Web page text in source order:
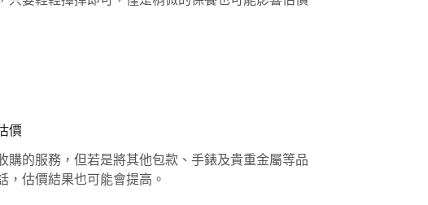
價
購的服務，但若是將其他包款、手錶及貴重金屬等品
，估價結果也可能會提高。